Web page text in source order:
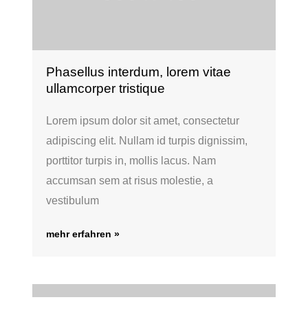
Phasellus interdum, lorem vitae
ullamcorper tristique
Lorem ipsum dolor sit amet, consectetur
adipiscing elit. Nullam id turpis dignissim,
porttitor turpis in, mollis lacus. Nam
accumsan sem at risus molestie, a
vestibulum
mehr erfahren »